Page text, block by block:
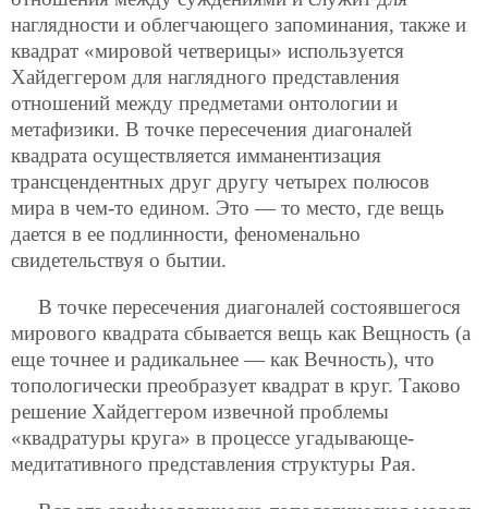
наглядности и облегчающего запоминания, также и
квадрат «мировой четверицы» используется
Хайдеггером для наглядного представления
отношений между предметами онтологии и
метафизики. В точке пересечения диагоналей
квадрата осуществляется имманентизация
трансцендентных друг другу четырех полюсов
мира в чем-то едином. Это — то место, где вещь
дается в ее подлинности, феноменально
свидетельствуя о бытии.
В точке пересечения диагоналей состоявшегося
мирового квадрата сбывается вещь как Вещность (а
еще точнее и радикальнее — как Вечность), что
топологически преобразует квадрат в круг. Таково
решение Хайдеггером извечной проблемы
«квадратуры круга» в процессе угадывающе-
медитативного представления структуры Рая.